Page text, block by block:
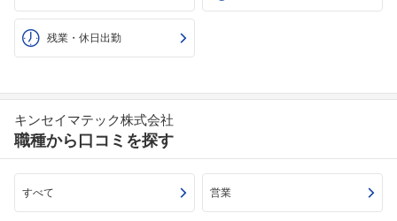
残業・休日出勤
キンセイマテック株式会社
職種から口コミを探す
すべて 営業